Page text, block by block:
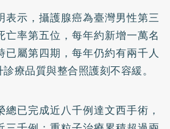
表示，攝護腺癌為臺灣男性第三
亡率第五位，每年約新增一萬名
已屬第四期，每年仍約有兩千人
療品質與整合照護刻不容緩。
已完成近八千例達文西手術，